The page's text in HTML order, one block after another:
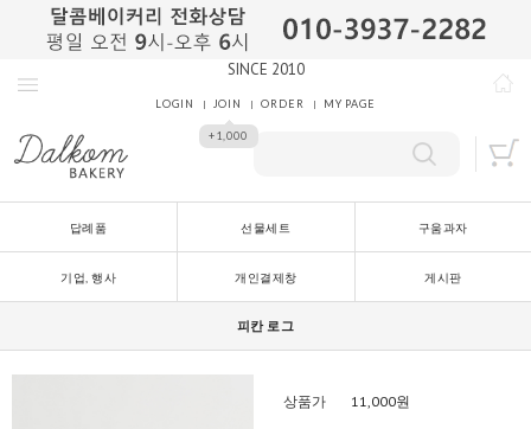
SINCE 2010
LOGIN JOIN
+1,000
ORDER MY PAGE
답례품 선물세트 구움과자
기업, 행사 개인결제창 게시판
피칸 로그
상품가 11,000원